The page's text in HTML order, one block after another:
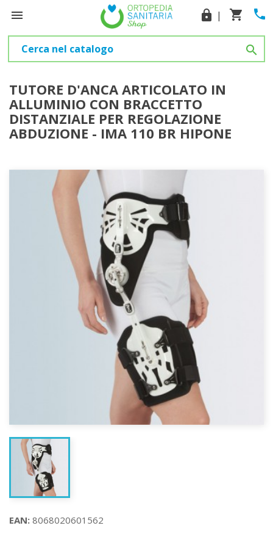
 phone
shopping_cart
lock |

TUTORE D'ANCA ARTICOLATO IN
ALLUMINIO CON BRACCETTO
DISTANZIALE PER REGOLAZIONE
ABDUZIONE - IMA 110 BR HIPONE
EAN: 8068020601562